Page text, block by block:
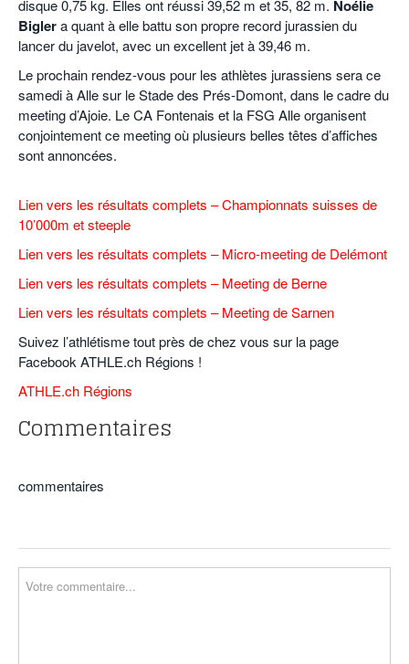
disque 0,75 kg. Elles ont réussi 39,52 m et 35, 82 m. Noélie
Biglera quant à elle battu son propre record jurassien du
lancer du javelot, avec un excellent jet à 39,46 m.
Le prochain rendez-vous pour les athlètes jurassiens sera ce
samedi à Alle sur le Stade des Prés-Domont, dans le cadre du
meeting d’Ajoie. Le CA Fontenais et la FSG Alle organisent
conjointement ce meeting où plusieurs belles têtes d’affiches
sont annoncées.
Lien vers les résultats complets – Championnats suisses de
10’000m et steeple
Lien vers les résultats complets – Micro-meeting de Delémont
Lien vers les résultats complets – Meeting de Berne
Lien vers les résultats complets – Meeting de Sarnen
Suivez l’athlétisme tout près de chez vous sur la page
Facebook ATHLE.ch Régions !
ATHLE.ch Régions
Commentaires
commentaires